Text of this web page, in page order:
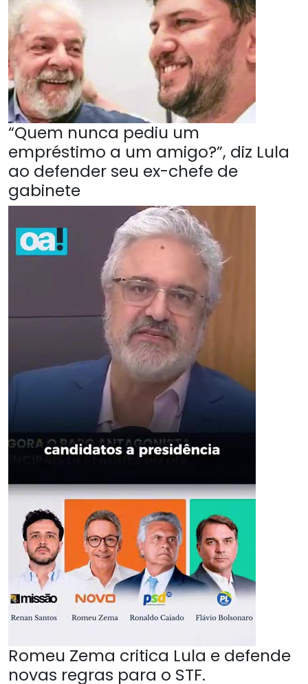
“Quem nunca pediu um
empréstimo a um amigo?”, diz Lula
ao defender seu ex-chefe de
gabinete
Romeu Zema critica Lula e defende
novas regras para o STF.